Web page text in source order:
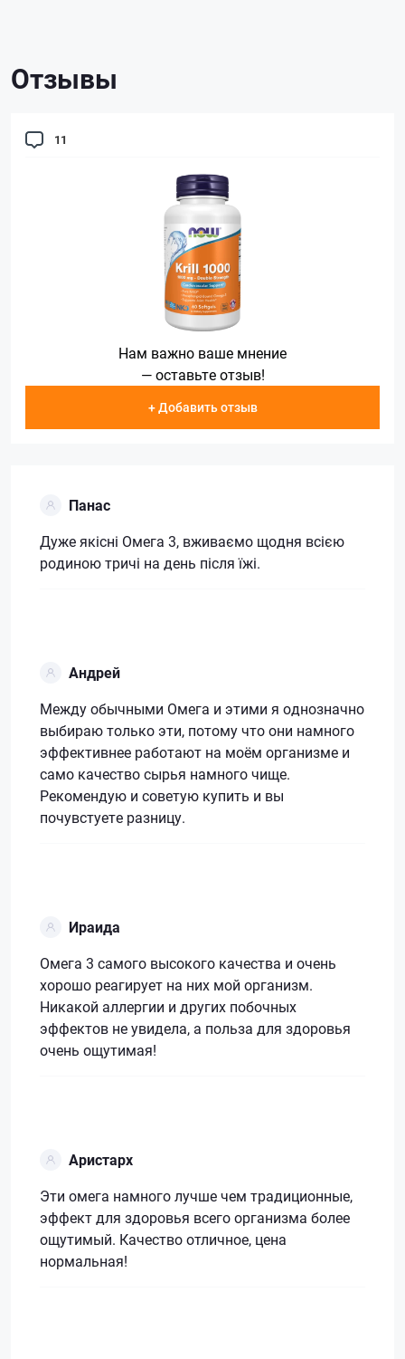
Отзывы
11
Нам важно ваше мнение
— оставьте отзыв!
+ Добавить отзыв
Панас
Дуже якісні Омега 3, вживаємо щодня всією
родиною тричі на день після їжі.
Андрей
Между обычными Омега и этими я однозначно
выбираю только эти, потому что они намного
эффективнее работают на моём организме и
само качество сырья намного чище.
Рекомендую и советую купить и вы
почувстуете разницу.
Ираида
Омега 3 самого высокого качества и очень
хорошо реагирует на них мой организм.
Никакой аллергии и других побочных
эффектов не увидела, а польза для здоровья
очень ощутимая!
Аристарх
Эти омега намного лучше чем традиционные,
эффект для здоровья всего организма более
ощутимый. Качество отличное, цена
нормальная!